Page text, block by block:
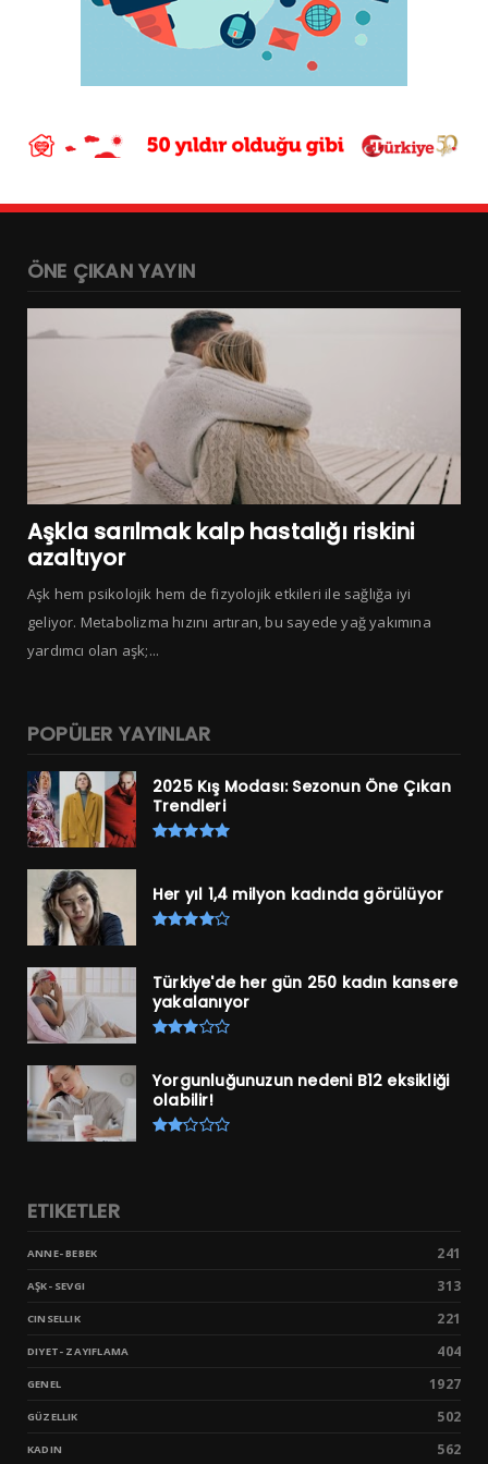
ÖNE ÇIKAN YAYIN
Aşkla sarılmak kalp hastalığı riskini
azaltıyor
Aşk hem psikolojik hem de fizyolojik etkileri ile sağlığa iyi
geliyor. Metabolizma hızını artıran, bu sayede yağ yakımına
yardımcı olan aşk;...
POPÜLER YAYINLAR
2025 Kış Modası: Sezonun Öne Çıkan
Trendleri
Her yıl 1,4 milyon kadında görülüyor
Türkiye'de her gün 250 kadın kansere
yakalanıyor
Yorgunluğunuzun nedeni B12 eksikliği
olabilir!
ETIKETLER
ANNE- BEBEK 241
AŞK- SEVGI 313
CINSELLIK 221
DIYET- ZAYIFLAMA 404
GENEL 1927
GÜZELLIK 502
KADIN 562